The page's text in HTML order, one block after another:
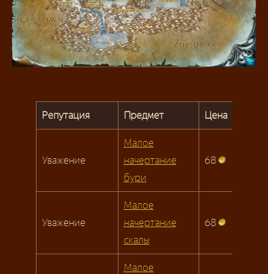
Репутация Предмет Цена
Уважение
Малое
начертание
бури
68
Уважение
Малое
начертание
скалы
68
Малое